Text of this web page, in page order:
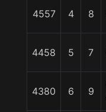
4557 4 8
4458 5 7
4380 6 9